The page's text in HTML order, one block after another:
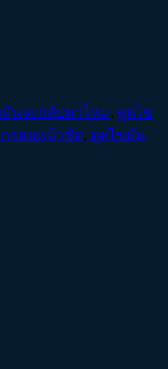
นจะกลับมาไหม, ดูดไข
กรอบหน้าชัด, ดูดไขมัน